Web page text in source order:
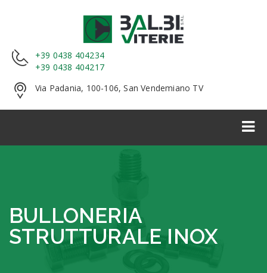
+39 0438 404234
+39 0438 404217
Via Padania, 100-106, San Vendemiano TV
BULLONERIA
STRUTTURALE INOX